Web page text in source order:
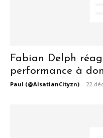
Fabian Delph
performance à
Paul (@AlsatianCityzn) - 22